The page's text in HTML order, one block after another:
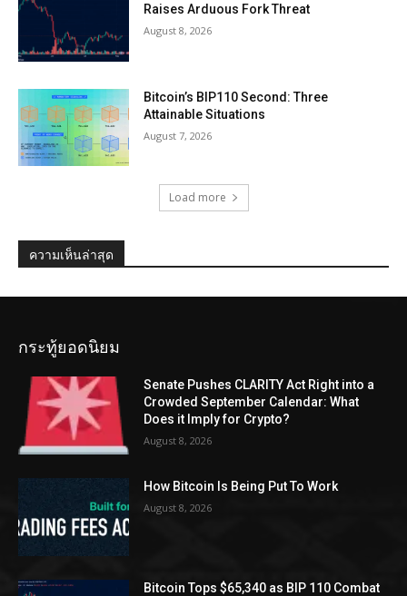
Raises Arduous Fork Threat
August 8, 2026
Bitcoin’s BIP110 Second: Three
Attainable Situations
August 7, 2026
Load more
ความเห็นล่าสุด
กระทู้ยอดนิยม
Senate Pushes CLARITY Act Right into a
Crowded September Calendar: What
Does it Imply for Crypto?
August 8, 2026
How Bitcoin Is Being Put To Work
August 8, 2026
Bitcoin Tops $65,340 as BIP 110 Combat